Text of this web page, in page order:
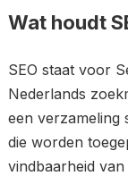
Wat houdt
SEO staat voor
Nederlands
een verzameling
die worden
vindbaarheid